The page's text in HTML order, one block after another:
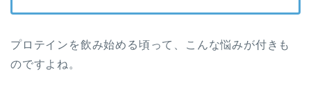
プロテインを飲み始める頃って、こんな悩みが付きも
のですよね。